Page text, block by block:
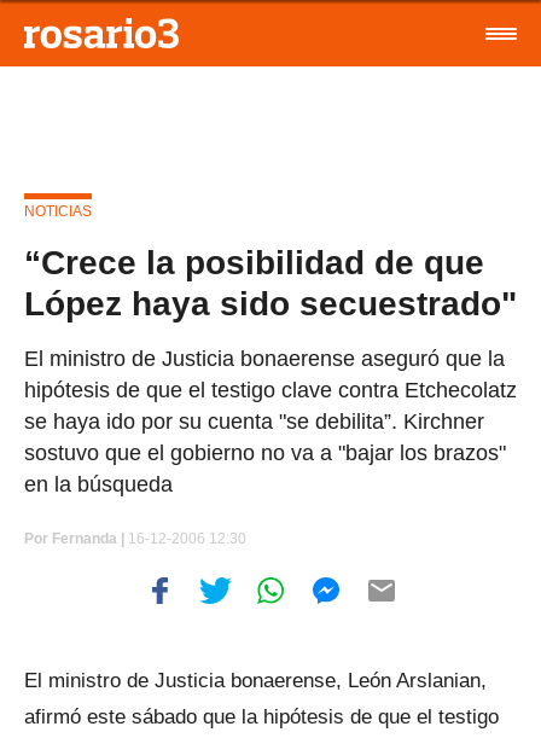
NOTICIAS
“Crece la posibilidad de que
López haya sido secuestrado"
El ministro de Justicia bonaerense aseguró que la
hipótesis de que el testigo clave contra Etchecolatz
se haya ido por su cuenta "se debilita”. Kirchner
sostuvo que el gobierno no va a "bajar los brazos"
en la búsqueda
Por Fernanda | 16-12-2006 12:30
El ministro de Justicia bonaerense, León Arslanian,
afirmó este sábado que la hipótesis de que el testigo